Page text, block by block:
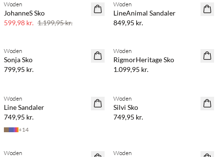
SAVE20
Woden
JohanneS Sko
599,98 kr. 1.199,95 kr.
Woden
LineAnimal Sandaler
849,95 kr.
Woden
Sonja Sko
799,95 kr.
Woden
RigmorHeritage Sko
1.099,95 kr.
Woden
Line Sandaler
749,95 kr.
+14
Woden
Silvi Sko
749,95 kr.
Woden Woden